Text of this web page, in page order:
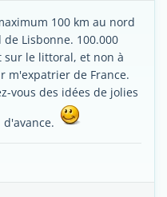
100 km au nord
Lisbonne. 100.000
sur le littoral, et non à
m'expatrier de France.
vous des idées de jolies